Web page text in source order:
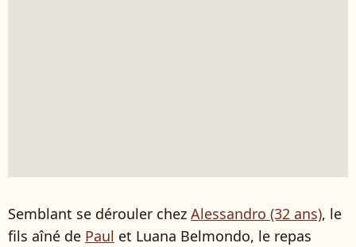
Semblant se dérouler chez Alessandro (32 ans), le
fils aîné de Paul et Luana Belmondo, le repas